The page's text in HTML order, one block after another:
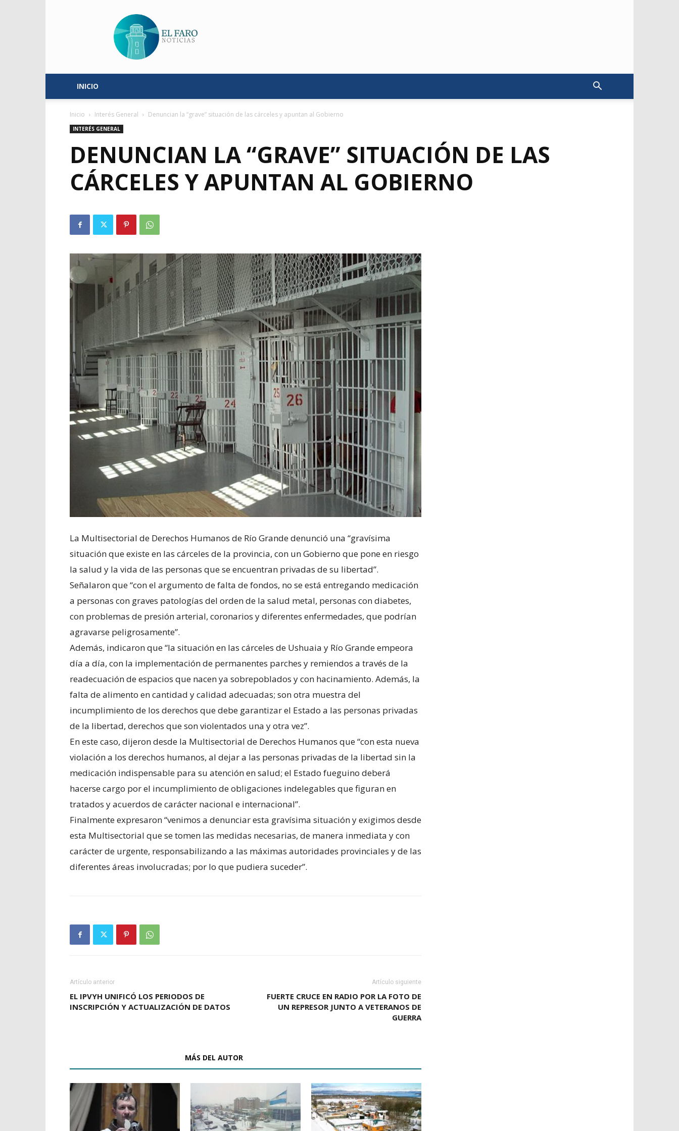
Faro
Noticias
INICIO
Inicio Interés General Denuncian la “grave” situación de las cárceles y apuntan al Gobierno
INTERÉS GENERAL
DENUNCIAN LA “GRAVE” SITUACIÓN DE LAS
CÁRCELES Y APUNTAN AL GOBIERNO
La Multisectorial de Derechos Humanos de Río Grande denunció una “gravísima
situación que existe en las cárceles de la provincia, con un Gobierno que pone en riesgo
la salud y la vida de las personas que se encuentran privadas de su libertad”.
Señalaron que “con el argumento de falta de fondos, no se está entregando medicación
a personas con graves patologías del orden de la salud metal, personas con diabetes,
con problemas de presión arterial, coronarios y diferentes enfermedades, que podrían
agravarse peligrosamente”.
Además, indicaron que “la situación en las cárceles de Ushuaia y Río Grande empeora
día a día, con la implementación de permanentes parches y remiendos a través de la
readecuación de espacios que nacen ya sobrepoblados y con hacinamiento. Además, la
falta de alimento en cantidad y calidad adecuadas; son otra muestra del
incumplimiento de los derechos que debe garantizar el Estado a las personas privadas
de la libertad, derechos que son violentados una y otra vez”.
En este caso, dijeron desde la Multisectorial de Derechos Humanos que “con esta nueva
violación a los derechos humanos, al dejar a las personas privadas de la libertad sin la
medicación indispensable para su atención en salud; el Estado fueguino deberá
hacerse cargo por el incumplimiento de obligaciones indelegables que figuran en
tratados y acuerdos de carácter nacional e internacional”.
Finalmente expresaron “venimos a denunciar esta gravísima situación y exigimos desde
esta Multisectorial que se tomen las medidas necesarias, de manera inmediata y con
carácter de urgente, responsabilizando a las máximas autoridades provinciales y de las
diferentes áreas involucradas; por lo que pudiera suceder”.
Artículo anterior
EL IPVYH UNIFICÓ LOS PERIODOS DE
INSCRIPCIÓN Y ACTUALIZACIÓN DE DATOS
Artículo siguiente
FUERTE CRUCE EN RADIO POR LA FOTO DE
UN REPRESOR JUNTO A VETERANOS DE
GUERRA
MÁS DEL AUTOR